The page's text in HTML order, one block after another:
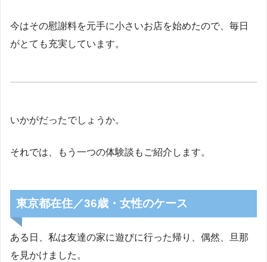
今はその慰謝料を元手に小さいお店を始めたので、毎日
がとても充実しています。
いかがだったでしょうか。
それでは、もう一つの体験談もご紹介します。
東京都在住／36歳・女性のケース
ある日、私は友達の家に遊びに行った帰り、偶然、旦那
を見かけました。